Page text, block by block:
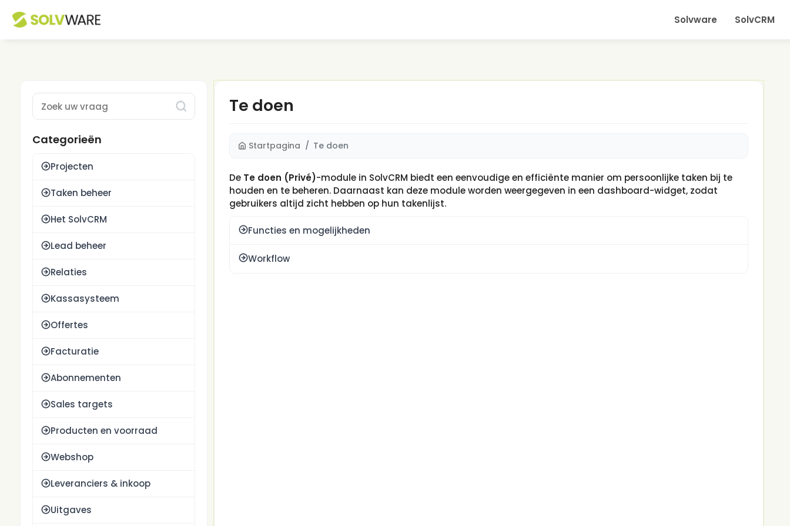
Solvware SolvCRM
Categorieën
Projecten
Taken beheer
Het SolvCRM
Lead beheer
Relaties
Kassasysteem
Offertes
Facturatie
Abonnementen
Sales targets
Producten en voorraad
Webshop
Leveranciers & inkoop
Uitgaves
Te doen
Startpagina Te doen
De Te doen (Privé)-module in SolvCRM biedt een eenvoudige en efficiënte manier om persoonlijke taken bij te
houden en te beheren. Daarnaast kan deze module worden weergegeven in een dashboard-widget, zodat
gebruikers altijd zicht hebben op hun takenlijst.
Functies en mogelijkheden
Workflow